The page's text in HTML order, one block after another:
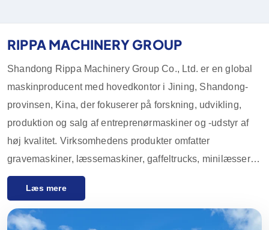
RIPPA MACHINERY GROUP
Shandong Rippa Machinery Group Co., Ltd. er en global
maskinproducent med hovedkontor i Jining, Shandong-
provinsen, Kina, der fokuserer på forskning, udvikling,
produktion og salg af entreprenørmaskiner og -udstyr af
høj kvalitet. Virksomhedens produkter omfatter
gravemaskiner, læssemaskiner, gaffeltrucks, minilæssere
og deres tilbehør, som i vid udstrækning anvendes inden
innovative F&U-kapaciteter og streng kvalitetskontrol
Læs mere